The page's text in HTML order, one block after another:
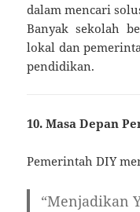
dalam mencari
Banyak sekolah
lokal dan
pendidikan.
10. Masa Depan
Pemerintah DIY
“Menjadikan